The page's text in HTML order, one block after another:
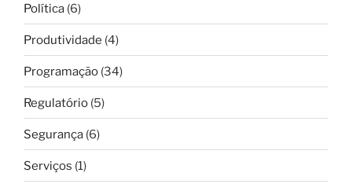
Política (6)
Produtividade (4)
Programação (34)
Regulatório (5)
Segurança (6)
Serviços (1)